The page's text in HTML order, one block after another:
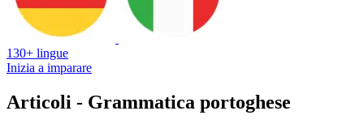
130+ lingue
Inizia a imparare
Articoli - Grammatica portoghese